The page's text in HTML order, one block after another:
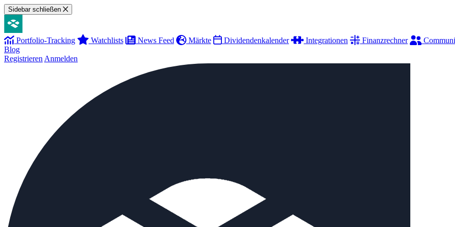
Sidebar schließen
Portfolio-Tracking Watchlists News Feed Märkte Dividendenkalender Integrationen Finanzrechner
Blog
Registrieren Anmelden